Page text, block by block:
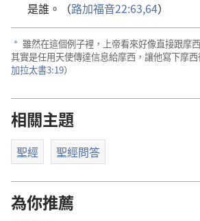
是誰。（路加福音22:63,64）
a 雖然在這個例子裡，上帝看來好像直接跟摩
其實是任用天使傳達信息給摩西，讓他寫下摩
加拉太書3:19）
相關主題
聖經 聖經問答
為你推薦